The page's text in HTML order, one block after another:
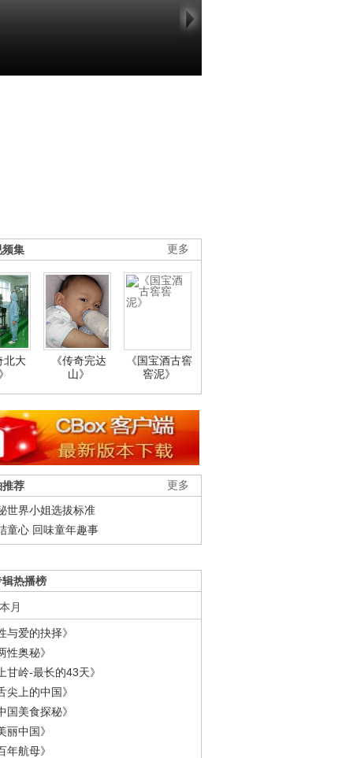
更多
频集
北大
《传奇完达
山》
《国宝酒古窖
窖泥》
更多
推荐
世界小姐选拔标准
童心 回味童年趣事
热播榜
本月
与爱的抉择》
性奥秘》
甘岭-最长的43天》
尖上的中国》
国美食探秘》
丽中国》
年航母》